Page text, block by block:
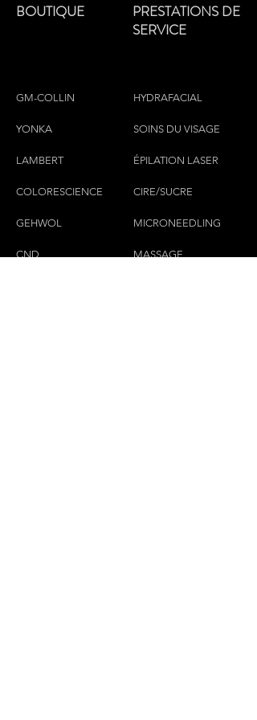
BOUTIQUE
PRESTATIONS DE
SERVICE
GM-COLLIN
YONKA
LAMBERT
COLORESCIENCE
GEHWOL
CND
HYDRAFACIAL
SOINS DU VISAGE
ÉPILATION LASER
CIRE/SUCRE
MICRONEEDLING
MASSAGE